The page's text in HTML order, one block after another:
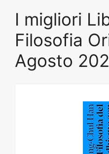
I migliori
Filosofia
Agosto